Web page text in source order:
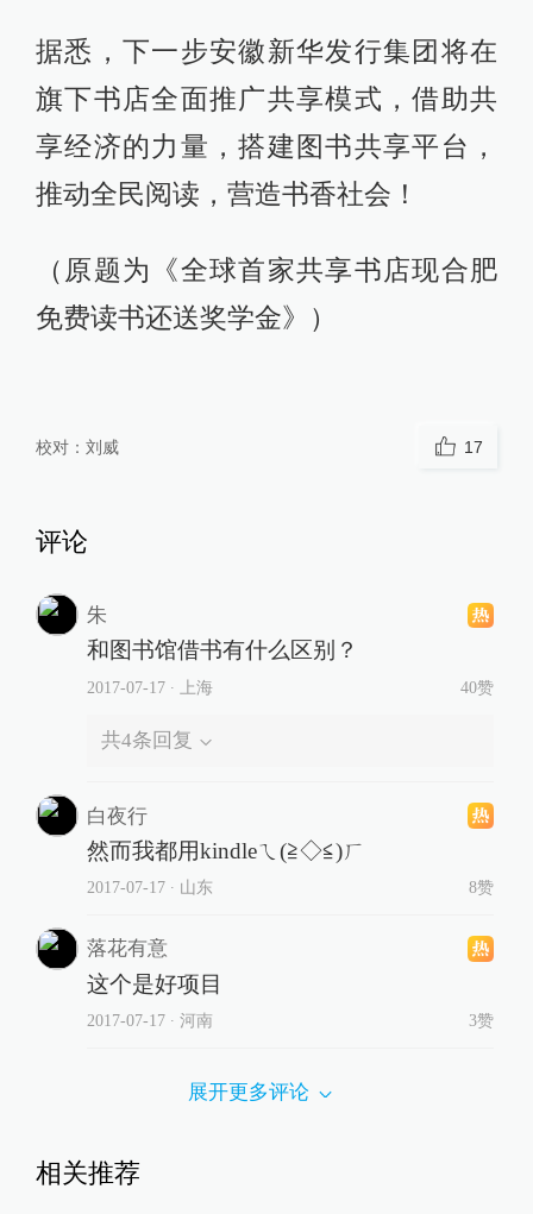
据悉，下一步安徽新华发行集团将在
旗下书店全面推广共享模式，借助共
享经济的力量，搭建图书共享平台，
推动全民阅读，营造书香社会！
（原题为《全球首家共享书店现合肥
免费读书还送奖学金》）
校对： 刘威 17
评论
朱
和图书馆借书有什么区别？
2017-07-17∙ 上海 40赞
共4条回复
白夜行
然而我都用kindleㄟ(≧◇≦)ㄏ
2017-07-17∙ 山东 8赞
落花有意
这个是好项目
2017-07-17∙ 河南 3赞
展开更多评论
相关推荐